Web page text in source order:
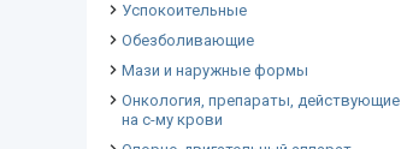
Успокоительные
Обезболивающие
Мази и наружные формы
Онкология, препараты, действующие
на с-му крови